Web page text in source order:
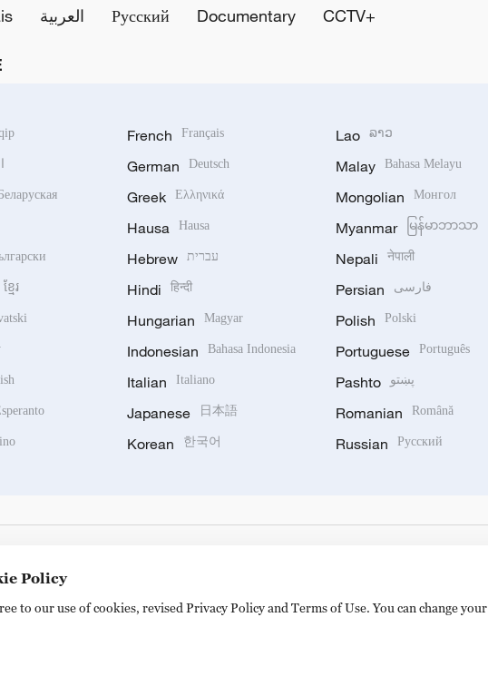
العربية Русский Documentary CCTV+
ខ្មែរ
French Français
German Deutsch
Greek Ελληνικά
Hausa Hausa
Hebrew עברית
Hindi हिन्दी
Hungarian Magyar
Indonesian Bahasa Indonesia
Italian Italiano
Japanese 日本語
Korean 한국어
Lao ລາວ
Malay Bahasa Melayu
Mongolian Монгол
Myanmar မြန်မာဘာသာ
Nepali नेपाली
Persian فارسی
Polish Polski
Portuguese Português
Pashto پښتو
Romanian Română
Russian Русский
号
Policy
to our use of cookies, revised Privacy Policy and Terms of Use. You can change your